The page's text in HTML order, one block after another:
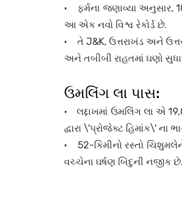
• ફર્મના જણાવ્યા અનુસાર,
આ એક નવો વિશ્વ રેકોર્ડ છે.
• તે J&K, ઉત્તરાખંડ અને
અને તબીબી રાહતમાં ઘણો
ઉમલિંગ લા પાસ:
• લદ્દાખમાં ઉમલિંગ લા એ
દ્વારા \'પ્રોજેક્ટ હિમાંક\' ના
• 52-કિમીનો રસ્તો
વચ્ચેના ઘર્ષણ બિંદુની નજીક છે.